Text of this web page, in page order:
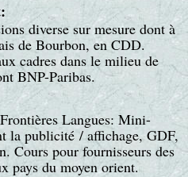
diverse sur mesure dont à
de Bourbon, en CDD.
cadres dans le milieu de
BNP-Paribas.
Langues: Mini-
la publicité / affichage, GDF,
Cours pour fournisseurs des
pays du moyen orient.